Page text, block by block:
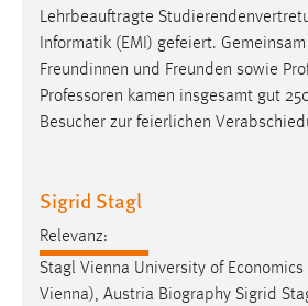
Lehrbeauftragte
Informatik (EMI) gefeiert.
Freundinnen und Freunden sowie
Professoren kamen insgesamt gut
Besucher zur feierlichen
Sigrid Stagl
Relevanz:
Stagl Vienna University of
Vienna), Austria Biography Sigrid
EXTERNE MEDIEN
Um Inhalte von Videoplattformen
Plattformen anzeigen zu können,
externen Medien Cookies gesetzt.
Vimeo